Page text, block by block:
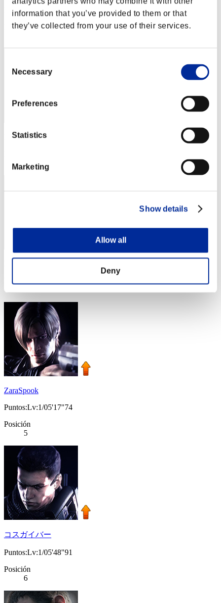
information that you’ve provided to them or that
they’ve collected from your use of their services.
Selection
Necessary
Preferences
Statistics
Marketing
Show details
Allow all
Deny
Puntos:Lv:1/03'03"64
Posición
Puntos: -
3
ZaraSpook
Puntos:Lv:1/05'17"74
Posición
5
コスガイバー
Puntos:Lv:1/05'48"91
Posición
6